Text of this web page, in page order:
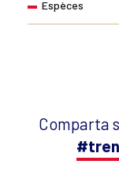
Espèces
Comparta